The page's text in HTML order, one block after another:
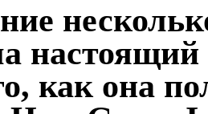
настоящий
как она